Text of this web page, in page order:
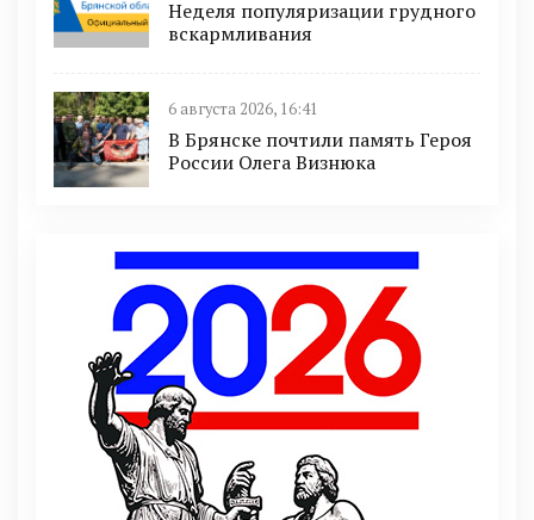
Неделя популяризации грудного
вскармливания
6 августа 2026, 16:41
В Брянске почтили память Героя
России Олега Визнюка